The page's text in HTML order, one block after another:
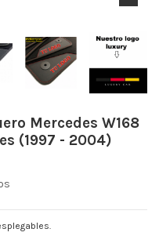
Mercedes W168
(1997 - 2004)